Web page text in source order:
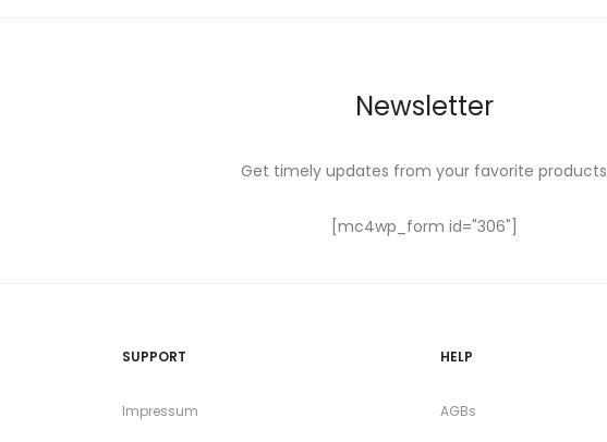
Newsletter
Get timely updates from your favorite products
[mc4wp_form id="306"]
SUPPORT
Impressum
HELP
AGBs